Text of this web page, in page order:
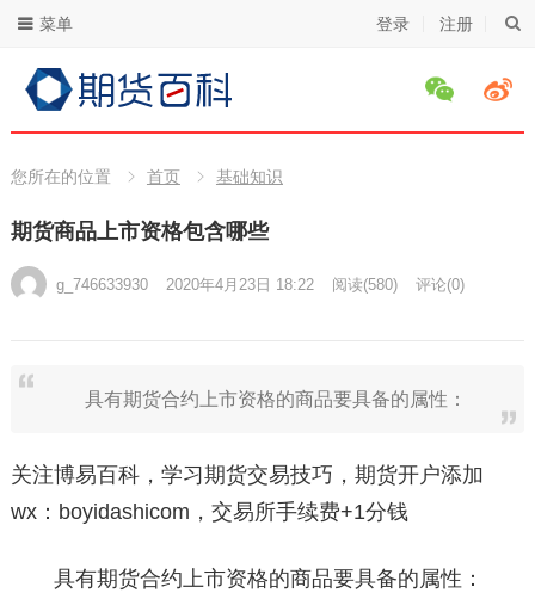
登录 注册
菜单
您所在的位置 首页 基础知识
期货商品上市资格包含哪些
g_746633930 2020年4月23日 18:22 阅读(580) 评论(0)
具有期货合约上市资格的商品要具备的属性：
关注博易百科，学习期货交易技巧，期货开户添加
wx：boyidashicom，交易所手续费+1分钱
具有期货合约上市资格的商品要具备的属性：